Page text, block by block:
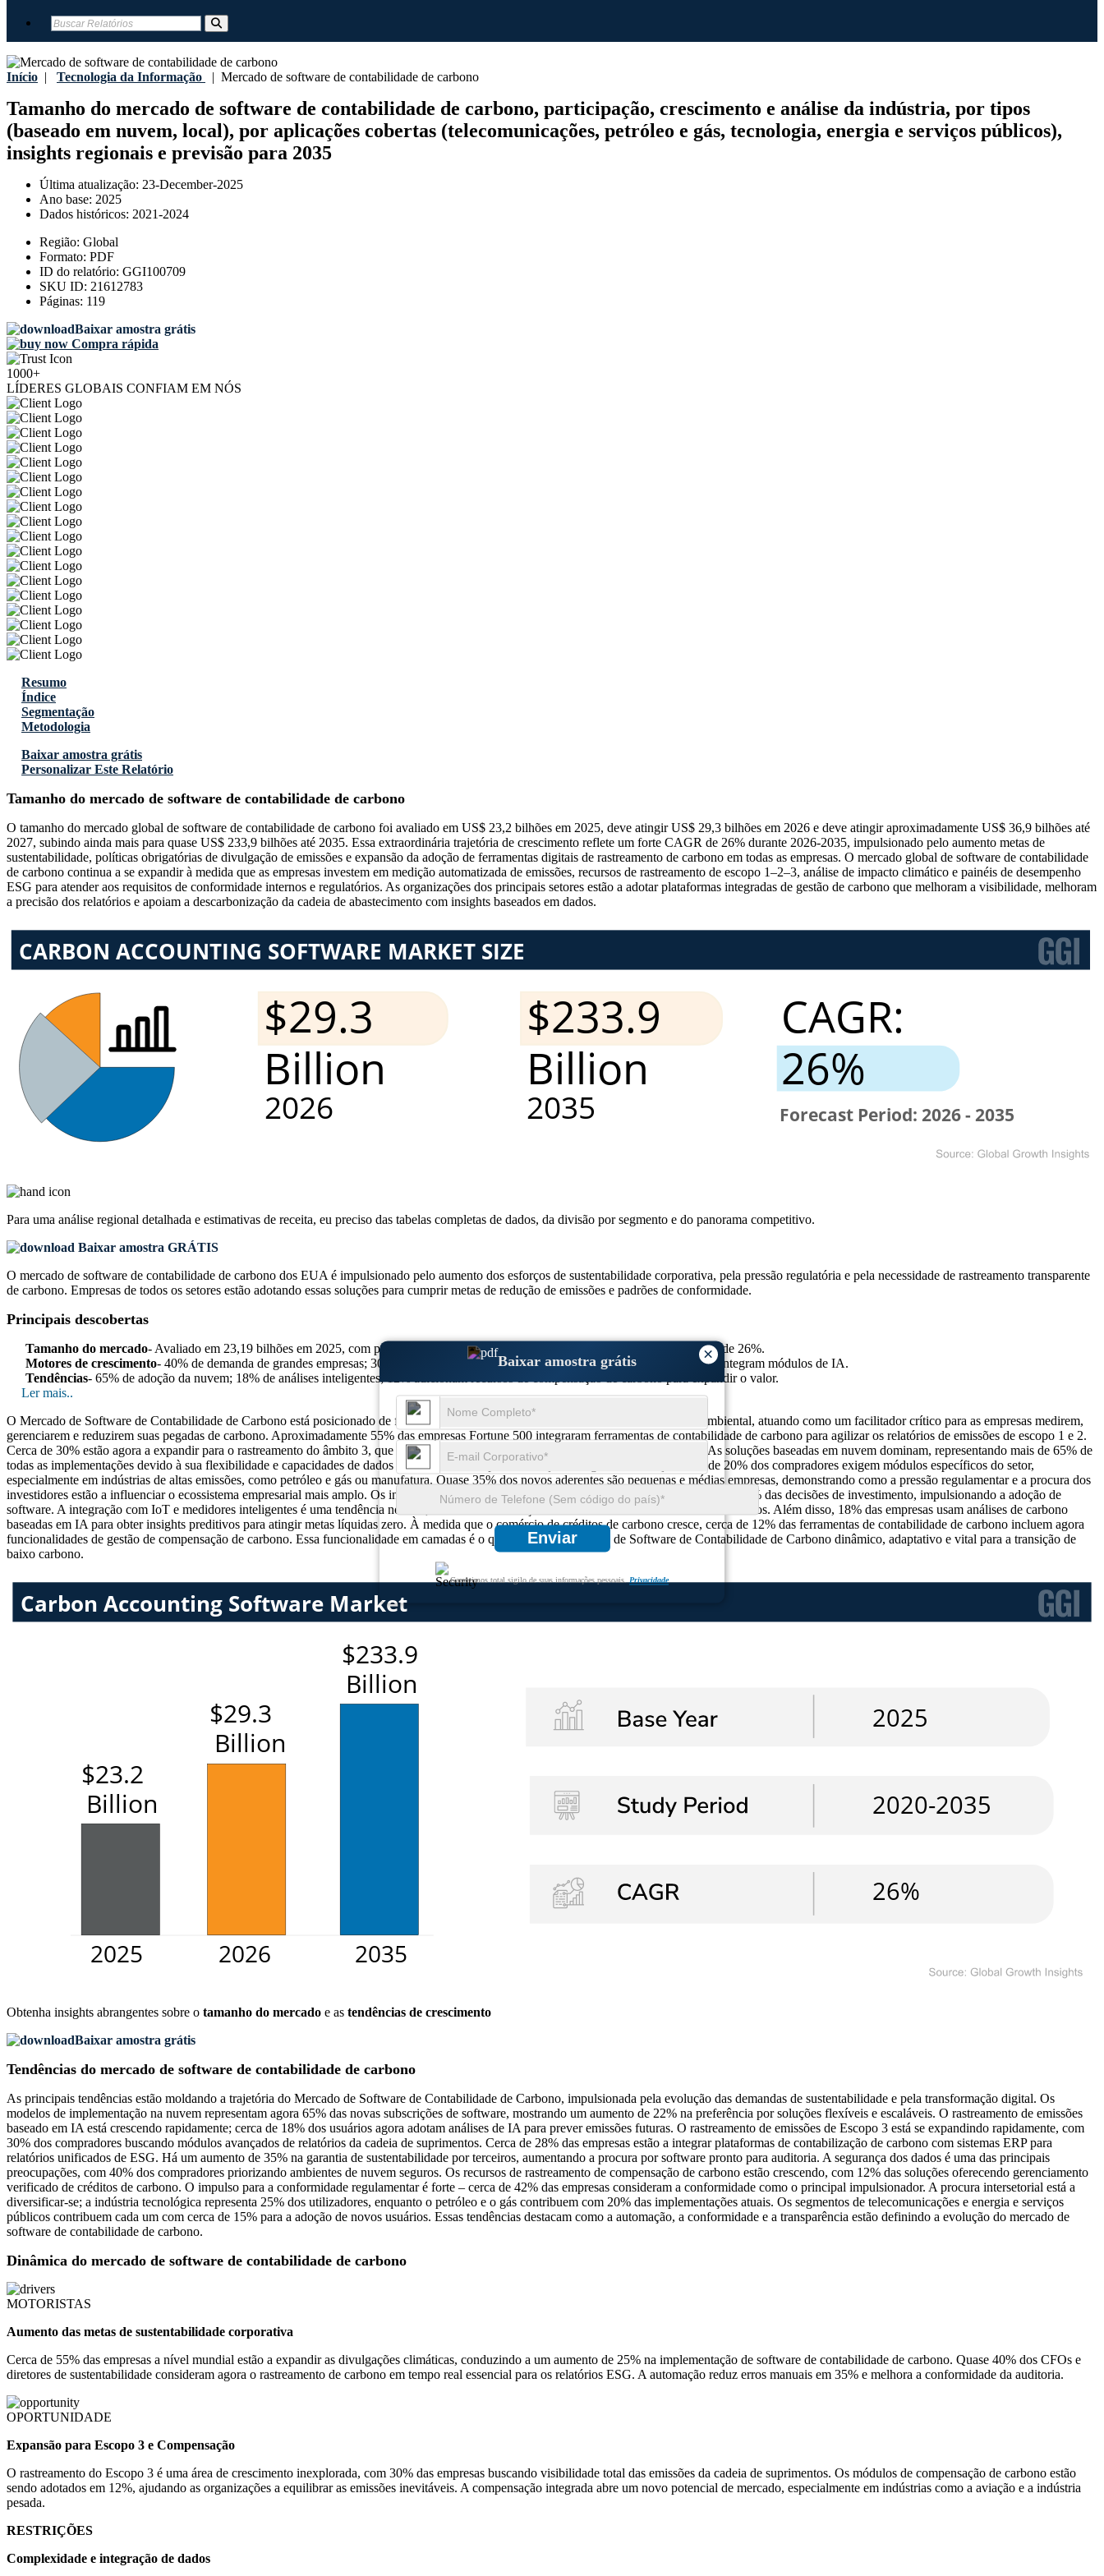
Início | Tecnologia da Informação | Mercado de software de contabilidade de carbono
Tamanho do mercado de software de contabilidade de carbono, participação, crescimento e análise da indústria, por tipos
(baseado em nuvem, local), por aplicações cobertas (telecomunicações, petróleo e gás, tecnologia, energia e serviços públicos),
insights regionais e previsão para 2035
Última atualização: 23-December-2025
Ano base: 2025
Dados históricos: 2021-2024
Região: Global
Formato: PDF
ID do relatório: GGI100709
SKU ID: 21612783
Páginas: 119
Baixar amostra grátis
Compra rápida
1000+
LÍDERES GLOBAIS CONFIAM EM NÓS
×
Baixar amostra grátis
Enviar
Garantimos total sigilo de suas informações pessoais. Privacidade
Resumo
Índice
Segmentação
Metodologia
Baixar amostra grátis
Personalizar Este Relatório
Tamanho do mercado de software de contabilidade de carbono
O tamanho do mercado global de software de contabilidade de carbono foi avaliado em US$ 23,2 bilhões em 2025, deve atingir US$ 29,3 bilhões em 2026 e deve atingir aproximadamente US$ 36,9 bilhões até
2027, subindo ainda mais para quase US$ 233,9 bilhões até 2035. Essa extraordinária trajetória de crescimento reflete um forte CAGR de 26% durante 2026-2035, impulsionado pelo aumento metas de
sustentabilidade, políticas obrigatórias de divulgação de emissões e expansão da adoção de ferramentas digitais de rastreamento de carbono em todas as empresas. O mercado global de software de contabilidade
de carbono continua a se expandir à medida que as empresas investem em medição automatizada de emissões, recursos de rastreamento de escopo 1–2–3, análise de impacto climático e painéis de desempenho
ESG para atender aos requisitos de conformidade internos e regulatórios. As organizações dos principais setores estão a adotar plataformas integradas de gestão de carbono que melhoram a visibilidade, melhoram
a precisão dos relatórios e apoiam a descarbonização da cadeia de abastecimento com insights baseados em dados.
Para uma análise regional detalhada e estimativas de receita, eu preciso das tabelas completas de dados, da divisão por segmento e do panorama competitivo.
Baixar amostra GRÁTIS
O mercado de software de contabilidade de carbono dos EUA é impulsionado pelo aumento dos esforços de sustentabilidade corporativa, pela pressão regulatória e pela necessidade de rastreamento transparente
de carbono. Empresas de todos os setores estão adotando essas soluções para cumprir metas de redução de emissões e padrões de conformidade.
Principais descobertas
Tamanho do mercado- Avaliado em 23,19 bilhões em 2025, com previsão de atingir 233,9 bilhões em 2035, crescendo a um CAGR de 26%.
Motores de crescimento- 40% de demanda de grandes empresas; 30% concentram-se nas emissões da cadeia de abastecimento; 22% integram módulos de IA.
Tendências- 65% de adoção da nuvem; 18% de análises inteligentes; 12% adicionam recursos de compensação de carbono para expandir o valor.
Ler mais..
O Mercado de Software de Contabilidade de Carbono está posicionado de forma única no cenário de sustentabilidade e conformidade ambiental, atuando como um facilitador crítico para as empresas medirem,
gerenciarem e reduzirem suas pegadas de carbono. Aproximadamente 55% das empresas Fortune 500 integraram ferramentas de contabilidade de carbono para agilizar os relatórios de emissões de escopo 1 e 2.
Cerca de 30% estão agora a expandir para o rastreamento do âmbito 3, que abrange as emissões indiretas nas cadeias de abastecimento. As soluções baseadas em nuvem dominam, representando mais de 65% de
todas as implementações devido à sua flexibilidade e capacidades de dados em tempo real. A personalização está ganhando força; cerca de 20% dos compradores exigem módulos específicos do setor,
especialmente em indústrias de altas emissões, como petróleo e gás ou manufatura. Quase 35% dos novos aderentes são pequenas e médias empresas, demonstrando como a pressão regulamentar e a procura dos
investidores estão a influenciar o ecossistema empresarial mais amplo. Os investidores ESG consideram agora a transparência do carbono em 45% das decisões de investimento, impulsionando a adoção de
software. A integração com IoT e medidores inteligentes é uma tendência notável, com 25% das soluções oferecendo feeds de dados automatizados. Além disso, 18% das empresas usam análises de carbono
baseadas em IA para obter insights preditivos para atingir metas líquidas zero. À medida que o comércio de créditos de carbono cresce, cerca de 12% das ferramentas de contabilidade de carbono incluem agora
funcionalidades de gestão de compensação de carbono. Essa funcionalidade em camadas é o que mantém o Mercado de Software de Contabilidade de Carbono dinâmico, adaptativo e vital para a transição de
baixo carbono.
Obtenha insights abrangentes sobre o tamanho do mercado e as tendências de crescimento
Baixar amostra grátis
Tendências do mercado de software de contabilidade de carbono
As principais tendências estão moldando a trajetória do Mercado de Software de Contabilidade de Carbono, impulsionada pela evolução das demandas de sustentabilidade e pela transformação digital. Os
modelos de implementação na nuvem representam agora 65% das novas subscrições de software, mostrando um aumento de 22% na preferência por soluções flexíveis e escaláveis. O rastreamento de emissões
baseado em IA está crescendo rapidamente; cerca de 18% dos usuários agora adotam análises de IA para prever emissões futuras. O rastreamento de emissões de Escopo 3 está se expandindo rapidamente, com
30% dos compradores buscando módulos avançados de relatórios da cadeia de suprimentos. Cerca de 28% das empresas estão a integrar plataformas de contabilização de carbono com sistemas ERP para
relatórios unificados de ESG. Há um aumento de 35% na garantia de sustentabilidade por terceiros, aumentando a procura por software pronto para auditoria. A segurança dos dados é uma das principais
preocupações, com 40% dos compradores priorizando ambientes de nuvem seguros. Os recursos de rastreamento de compensação de carbono estão crescendo, com 12% das soluções oferecendo gerenciamento
verificado de créditos de carbono. O impulso para a conformidade regulamentar é forte – cerca de 42% das empresas consideram a conformidade como o principal impulsionador. A procura intersetorial está a
diversificar-se; a indústria tecnológica representa 25% dos utilizadores, enquanto o petróleo e o gás contribuem com 20% das implementações atuais. Os segmentos de telecomunicações e energia e serviços
públicos contribuem cada um com cerca de 15% para a adoção de novos usuários. Essas tendências destacam como a automação, a conformidade e a transparência estão definindo a evolução do mercado de
software de contabilidade de carbono.
Dinâmica do mercado de software de contabilidade de carbono
MOTORISTAS
Aumento das metas de sustentabilidade corporativa
Cerca de 55% das empresas a nível mundial estão a expandir as divulgações climáticas, conduzindo a um aumento de 25% na implementação de software de contabilidade de carbono. Quase 40% dos CFOs e
diretores de sustentabilidade consideram agora o rastreamento de carbono em tempo real essencial para os relatórios ESG. A automação reduz erros manuais em 35% e melhora a conformidade da auditoria.
OPORTUNIDADE
Expansão para Escopo 3 e Compensação
O rastreamento do Escopo 3 é uma área de crescimento inexplorada, com 30% das empresas buscando visibilidade total das emissões da cadeia de suprimentos. Os módulos de compensação de carbono estão
sendo adotados em 12%, ajudando as organizações a equilibrar as emissões inevitáveis. A compensação integrada abre um novo potencial de mercado, especialmente em indústrias como a aviação e a indústria
pesada.
RESTRIÇÕES
Complexidade e integração de dados